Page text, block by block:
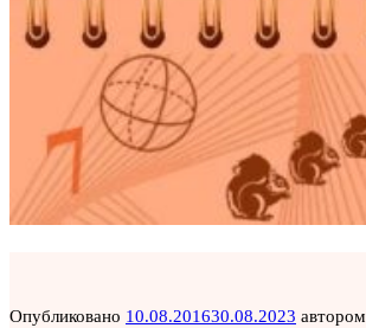
Опубликовано 10.08.201630.08.2023 автором